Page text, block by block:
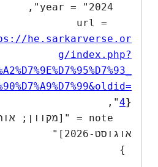
   url =
he.sarkarverse.or
g/index.php?
4}